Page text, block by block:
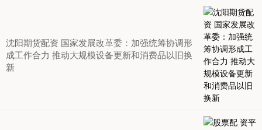
沈阳期货配资 国家发展改革委：加强统筹协调形
成工作合力 推动大规模设备更新和消费品以旧换
新